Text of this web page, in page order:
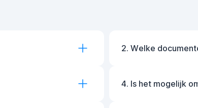
2. Welke
4. Is het mogelijk